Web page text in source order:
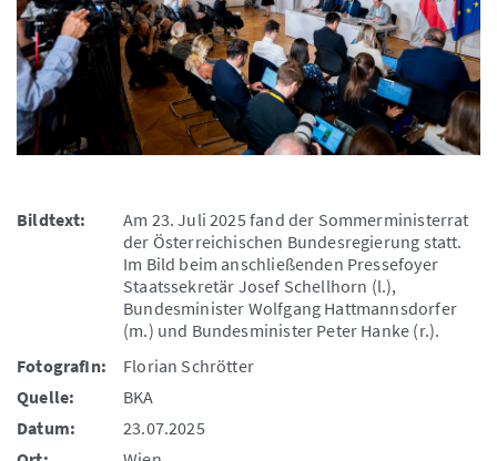
Bildtext:
Am 23. Juli 2025 fand der Sommerministerrat
der Österreichischen Bundesregierung statt.
Im Bild beim anschließenden Pressefoyer
Staatssekretär Josef Schellhorn (l.),
Bundesminister Wolfgang Hattmannsdorfer
(m.) und Bundesminister Peter Hanke (r.).
FotografIn:
Florian Schrötter
Quelle:
BKA
Datum:
23.07.2025